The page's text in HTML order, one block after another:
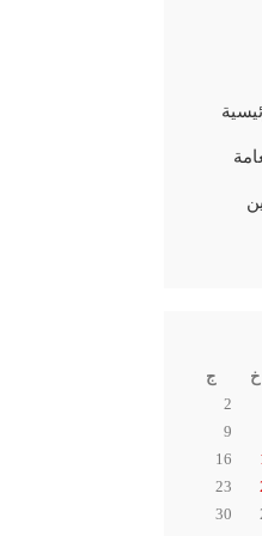
خ
ج
2
9
16
23
30